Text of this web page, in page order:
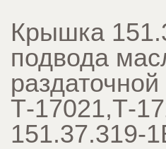
Крышка
подвода
Т-17021,Т-
151.37.319-